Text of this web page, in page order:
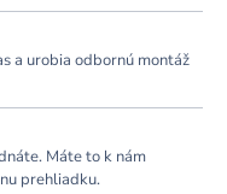
a urobia odbornú montáž
Máte to k nám
prehliadku.